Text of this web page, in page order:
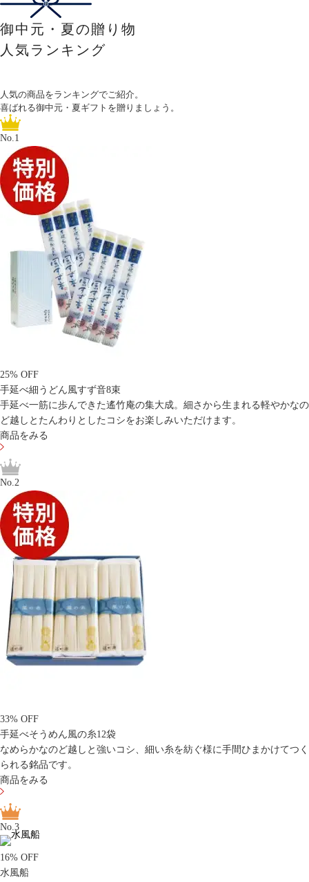
御中元・夏の贈り物
人気ランキング
人気の商品をランキングでご紹介。
喜ばれる御中元・夏ギフトを贈りましょう。
No.1
25% OFF
手延べ細うどん風すず音8束
手延べ一筋に歩んできた遙竹庵の集大成。細さから生まれる軽やかなの
ど越しとたんわりとしたコシをお楽しみいただけます。
商品をみる
No.2
33% OFF
手延べそうめん風の糸12袋
なめらかなのど越しと強いコシ、細い糸を紡ぐ様に手間ひまかけてつく
られる銘品です。
商品をみる
No.3
16% OFF
水風船